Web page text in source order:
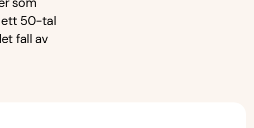
ett 50-tal
fall av